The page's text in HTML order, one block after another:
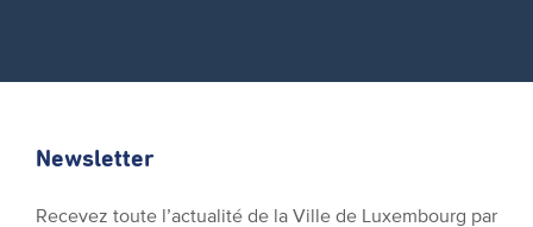
Newsletter
Recevez toute l’actualité de la Ville de Luxembourg par